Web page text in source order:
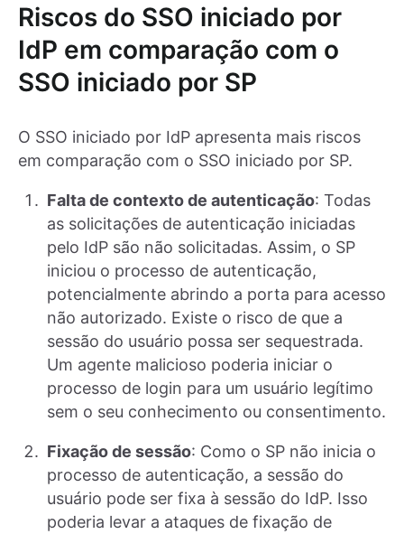
Riscos do SSO iniciado por
IdP em comparação com o
SSO iniciado por SP
O SSO iniciado por IdP apresenta mais riscos
em comparação com o SSO iniciado por SP.
Falta de contexto de autenticação: Todas
as solicitações de autenticação iniciadas
pelo IdP são não solicitadas. Assim, o SP
iniciou o processo de autenticação,
potencialmente abrindo a porta para acesso
não autorizado. Existe o risco de que a
sessão do usuário possa ser sequestrada.
Um agente malicioso poderia iniciar o
processo de login para um usuário legítimo
sem o seu conhecimento ou consentimento.
Fixação de sessão: Como o SP não inicia o
processo de autenticação, a sessão do
usuário pode ser fixa à sessão do IdP. Isso
poderia levar a ataques de fixação de